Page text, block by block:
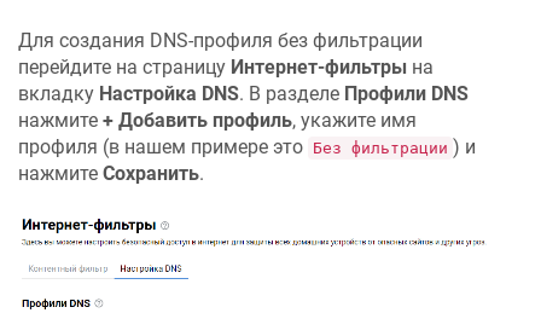
Для создания DNS-профиля без фильтрации
перейдите на страницу Интернет-фильтры на
вкладку Настройка DNS. В разделе Профили DNS
нажмите + Добавить профиль, укажите имя
профиля (в нашем примере это Без фильтрации ) и
нажмите Сохранить.